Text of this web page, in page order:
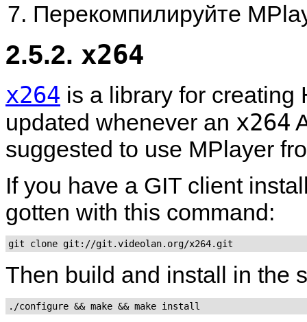
Перекомпилируйте
2.5.2. x264
x264 is a library for
updated whenever an x264
suggested to use MPlayer
If you have a GIT client
gotten with this command:
git clone git://git.videolan.org/x264.git
Then build and install in the
./configure && make && make install